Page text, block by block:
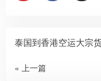
泰国到香港空运大宗
« 上一篇